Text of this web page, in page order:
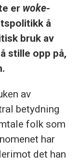
er woke-
å
bruk av
stille opp på,
av
betydning
folk som
har
det han